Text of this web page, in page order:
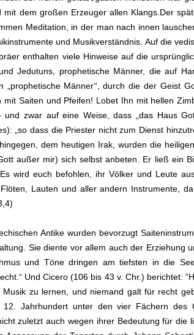
mit dem großen Erzeuger allen Klangs.Der
Meditation, in der man nach innen
und Musikverständnis. Auf die
enthalten viele Hinweise auf die
Jedutuns, prophetische Männer, die auf
„prophetische Männer“, durch die der Geist
mit Saiten und Pfeifen! Lobet Ihn mit hellen
zwar auf eine Weise, dass „das Haus
„so dass die Priester nicht zum Dienst
dem heutigen Irak, wurden die
außer mir) sich selbst anbeten. Er ließ ein
wird euch befohlen, ihr Völker und Leute
Lauten und aller andern Instrumente,
Antike wurden bevorzugt
Sie diente vor allem auch der Erziehung
und Töne dringen am tiefsten in die
Und Cicero (106 bis 43 v. Chr.) berichtet:
zu lernen, und niemand galt für recht
12. Jahrhundert unter den vier Fächern des
zuletzt auch wegen ihrer Bedeutung für